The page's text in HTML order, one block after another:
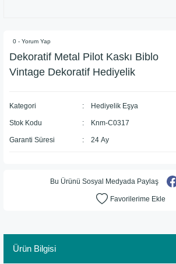
0 - Yorum Yap
Dekoratif Metal Pilot Kaskı Biblo
Vintage Dekoratif Hediyelik
Kategori Hediyelik Eşya
Stok Kodu Knm-C0317
Garanti Süresi 24 Ay
Bu Ürünü Sosyal Medyada Paylaş
Ürün Bilgisi